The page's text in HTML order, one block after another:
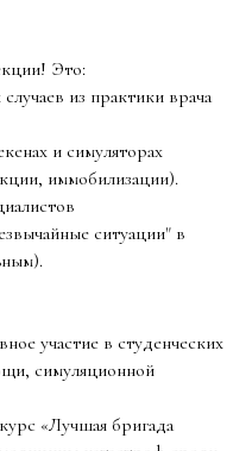
Это:
из практики врача
и симуляторах
иммобилизации).
ситуации" в
участие в студенческих
симуляционной
«Лучшая бригада